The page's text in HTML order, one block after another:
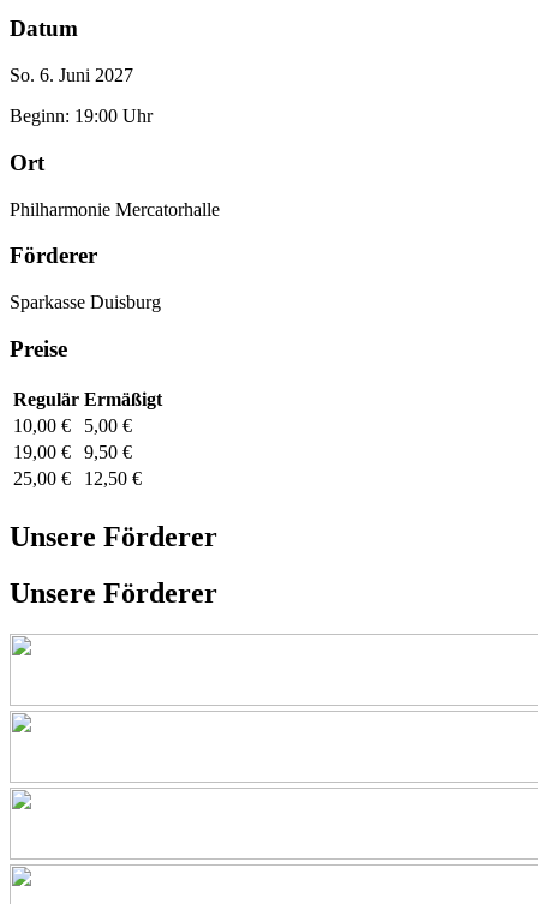
Datum
So. 6. Juni 2027
Beginn: 19:00 Uhr
Ort
Philharmonie Mercatorhalle
Förderer
Sparkasse Duisburg
Preise
Regulär Ermäßigt
10,00 €
5,00 €
19,00 €
9,50 €
25,00 €
12,50 €
Unsere Förderer
Unsere Förderer